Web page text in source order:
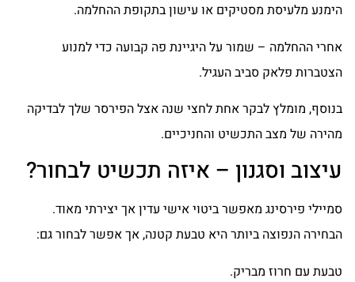
הימנע מלעיסת מסטיקים או עישון בתקופת ההחלמה.
אחרי ההחלמה – שמור על היגיינת פה קבועה כדי למנוע
הצטברות פלאק סביב העגיל.
בנוסף, מומלץ לבקר אחת לחצי שנה אצל הפירסר שלך לבדיקה
מהירה של מצב התכשיט והחניכיים.
עיצוב וסגנון – איזה תכשיט לבחור?
סמיילי פירסינג מאפשר ביטוי אישי עדין אך יצירתי מאוד.
הבחירה הנפוצה ביותר היא טבעת קטנה, אך אפשר לבחור גם:
טבעת עם חרוז מבריק.